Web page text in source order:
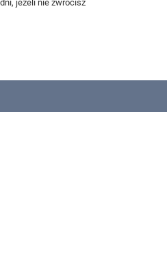
jeżeli nie zwrócisz